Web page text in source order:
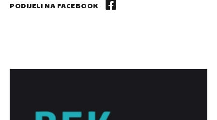
PODIJELI NA FACEBOOK